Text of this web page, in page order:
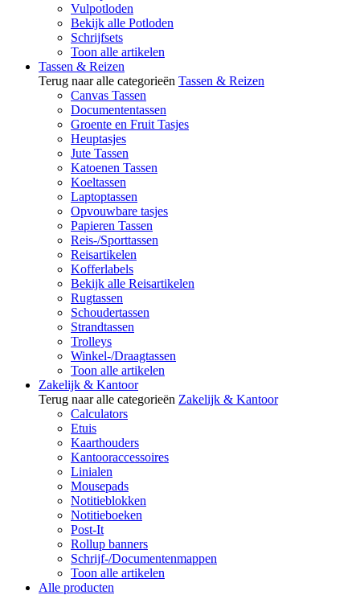
Vulpotloden
Bekijk alle Potloden
Schrijfsets
Toon alle artikelen
Tassen & Reizen
Terug naar alle categorieën Tassen & Reizen
Canvas Tassen
Documententassen
Groente en Fruit Tasjes
Heuptasjes
Jute Tassen
Katoenen Tassen
Koeltassen
Laptoptassen
Opvouwbare tasjes
Papieren Tassen
Reis-/Sporttassen
Reisartikelen
Kofferlabels
Bekijk alle Reisartikelen
Rugtassen
Schoudertassen
Strandtassen
Trolleys
Winkel-/Draagtassen
Toon alle artikelen
Zakelijk & Kantoor
Terug naar alle categorieën Zakelijk & Kantoor
Calculators
Etuis
Kaarthouders
Kantooraccessoires
Linialen
Mousepads
Notitieblokken
Notitieboeken
Post-It
Rollup banners
Schrijf-/Documentenmappen
Toon alle artikelen
Alle producten